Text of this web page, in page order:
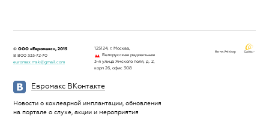
© ООО «Евромакс», 2015
8 800 333-72-70
euromax.msk@gmail.com
125124, г. Москва,
Белорусская радиальная
3-я улица Ямского поля, д. 2,
корп 26, офис 308
Евромакс ВКонтакте
Новости о кохлеарной имплантации, обновления
на портале о слухе, акции и мероприятия